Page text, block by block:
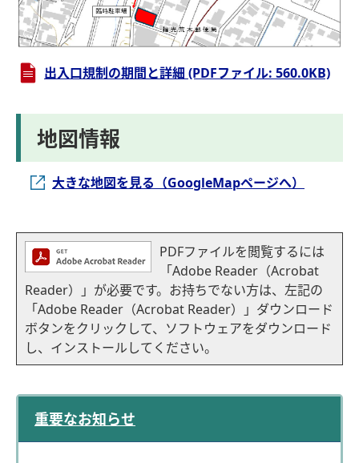
出入口規制の期間と詳細 (PDFファイル: 560.0KB)
地図情報
大きな地図を見る（GoogleMapページへ）
PDFファイルを閲覧するには
「Adobe Reader（Acrobat
Reader）」が必要です。お持ちでない方は、左記の
「Adobe Reader（Acrobat Reader）」ダウンロード
ボタンをクリックして、ソフトウェアをダウンロード
し、インストールしてください。
重要なお知らせ